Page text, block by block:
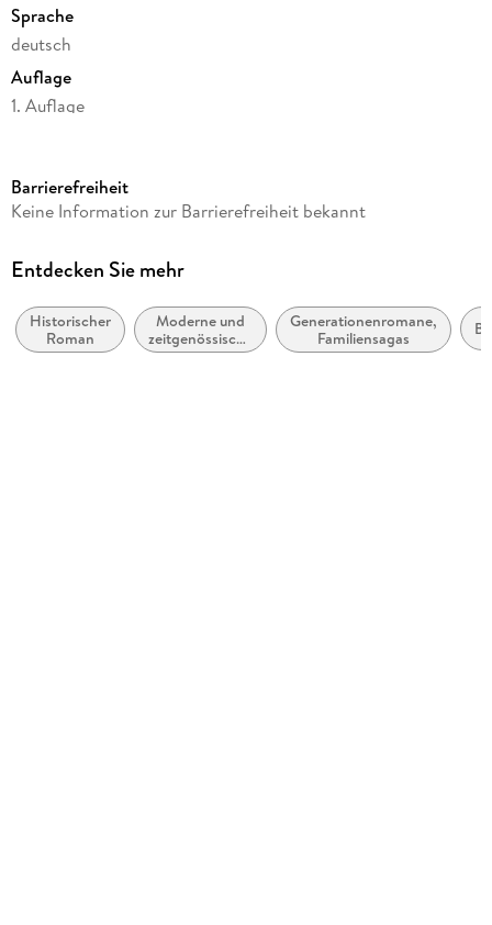
Sprache
deutsch
Auflage
1. Auflage
Reihe
Autor/Autorin
Verlag/Hersteller
Knaur Taschenbuch
Barrierefreiheit
Keine Information zur Barrierefreiheit bekannt
Entdecken Sie mehr
Historischer
Roman
Moderne und
zeitgenössische
Belletristik:
Generationenromane,
Familiensagas